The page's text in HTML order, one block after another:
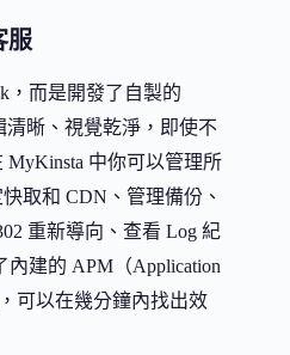
服
，而是開發了自製的
清晰、視覺乾淨，即使不
中你可以管理所
取和 CDN、管理備份、
重新導向、查看 Log 紀
建的 APM（Application
可以在幾分鐘內找出效